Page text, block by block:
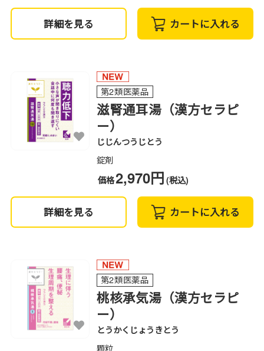
詳細を見る カートに入れる
第2類医薬品
滋腎通耳湯（漢方セラピ
ー）
じじんつうじとう
錠剤
価格2,970円 (税込)
詳細を見る カートに入れる
第2類医薬品
桃核承気湯（漢方セラピ
ー）
とうかくじょうきとう
顆粒